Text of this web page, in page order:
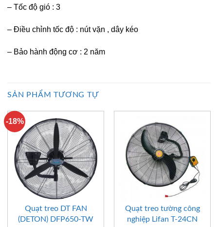
– Tốc độ gió : 3
– Điều chỉnh tốc độ : nút vặn , dây kéo
– Bảo hành động cơ : 2 năm
SẢN PHẨM TƯƠNG TỰ
-18%
Quạt treo DT FAN
(DETON) DFP650-TW
Quạt treo tường công
nghiệp Lifan T-24CN